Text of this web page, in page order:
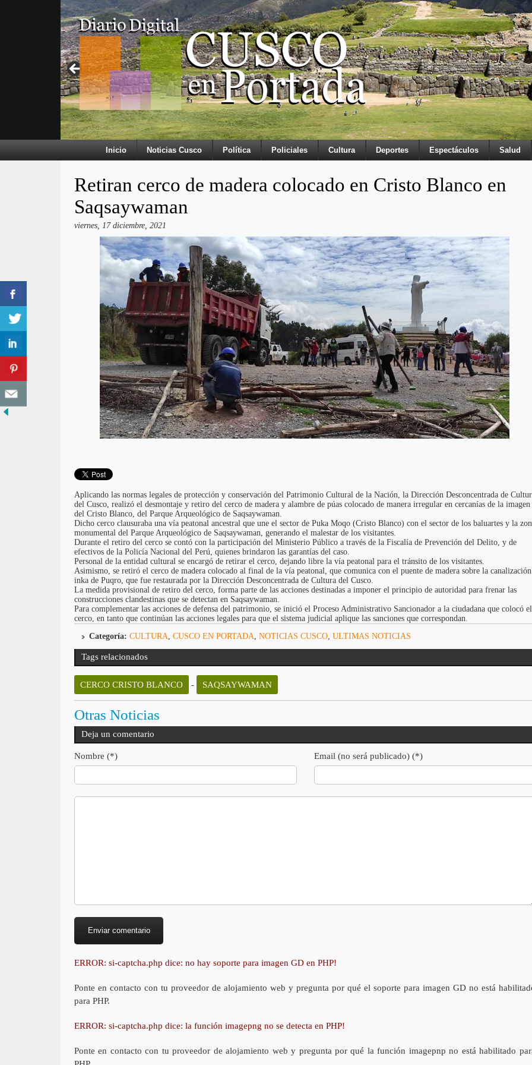
Inicio Noticias Cusco Política Policiales Cultura Deportes Espectáculos Salud
Retiran cerco de madera colocado en Cristo Blanco en
Saqsaywaman
viernes, 17 diciembre, 2021
Aplicando las normas legales de protección y conservación del Patrimonio Cultural de la Nación, la Dirección Desconcentrada de
del Cusco, realizó el desmontaje y retiro del cerco de madera y alambre de púas colocado de manera irregular en cercanías de la imagen
del Cristo Blanco, del Parque Arqueológico de Saqsaywaman.
Dicho cerco clausuraba una vía peatonal ancestral que une el sector de Puka Moqo (Cristo Blanco) con el sector de los baluartes y la
monumental del Parque Arqueológico de Saqsaywaman, generando el malestar de los visitantes.
Durante el retiro del cerco se contó con la participación del Ministerio Público a través de la Fiscalía de Prevención del Delito, y de
efectivos de la Policía Nacional del Perú, quienes brindaron las garantías del caso.
Personal de la entidad cultural se encargó de retirar el cerco, dejando libre la vía peatonal para el tránsito de los visitantes.
Asimismo, se retiró el cerco de madera colocado al final de la vía peatonal, que comunica con el puente de madera sobre la canalización
inka de Puqro, que fue restaurada por la Dirección Desconcentrada de Cultura del Cusco.
La medida provisional de retiro del cerco, forma parte de las acciones destinadas a imponer el principio de autoridad para frenar las
construcciones clandestinas que se detectan en Saqsaywaman.
Para complementar las acciones de defensa del patrimonio, se inició el Proceso Administrativo Sancionador a la ciudadana que colocó el
cerco, en tanto que continúan las acciones legales para que el sistema judicial aplique las sanciones que correspondan.
Categoría: CULTURA CUSCO EN PORTADA NOTICIAS CUSCO, ULTIMAS NOTICIAS
Tags relacionados
CERCO CRISTO BLANCO - SAQSAYWAMAN
Otras Noticias
Deja un comentario
Nombre (*) Email (no será publicado) (*)
ERROR: si-captcha.php dice: no hay soporte para imagen GD en PHP!
Ponte en contacto con tu proveedor de alojamiento web y pregunta por qué el soporte para imagen GD no está
para PHP.
ERROR: si-captcha.php dice: la función imagepng no se detecta en PHP!
Ponte en contacto con tu proveedor de alojamiento web y pregunta por qué la función imagepnp no está habilitado